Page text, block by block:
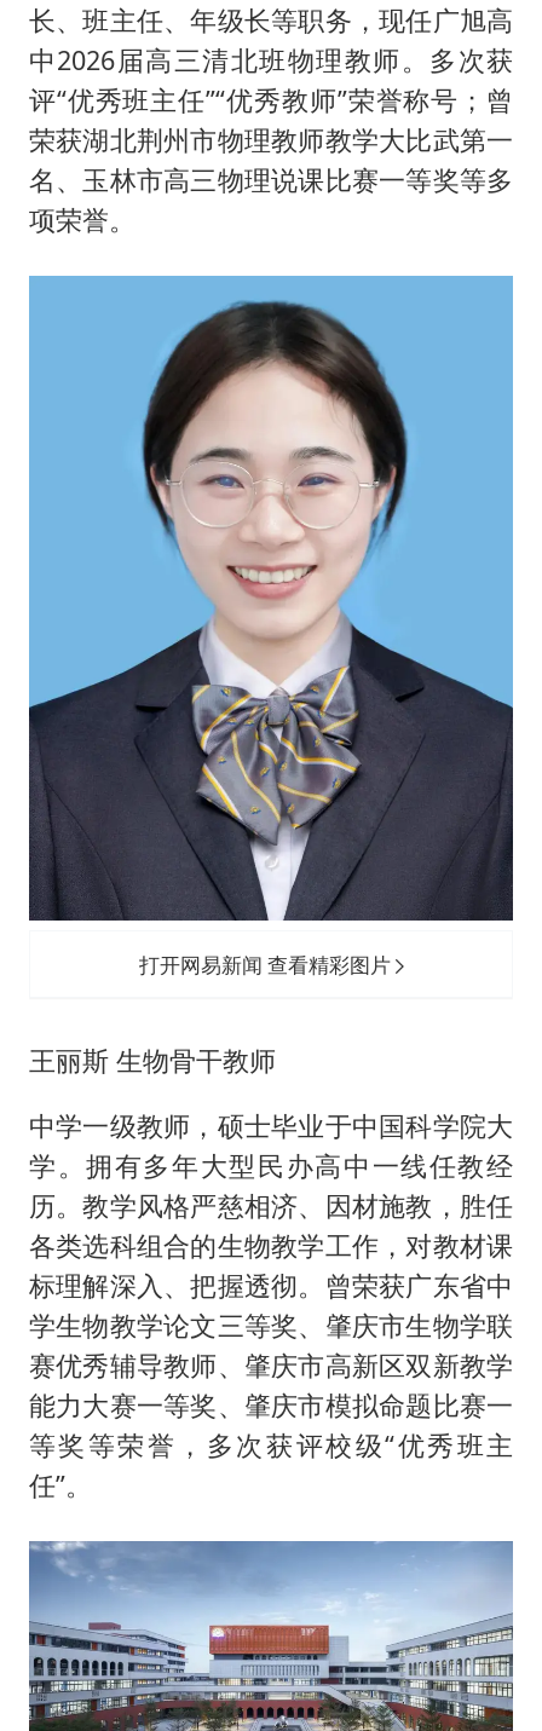
长、班主任、年级长等职务，现任广旭高
中2026届高三清北班物理教师。多次获
评“优秀班主任”“优秀教师”荣誉称号；曾
荣获湖北荆州市物理教师教学大比武第一
名、玉林市高三物理说课比赛一等奖等多
项荣誉。
打开网易新闻 查看精彩图片
王丽斯 生物骨干教师
中学一级教师，硕士毕业于中国科学院大
学。拥有多年大型民办高中一线任教经
历。教学风格严慈相济、因材施教，胜任
各类选科组合的生物教学工作，对教材课
标理解深入、把握透彻。曾荣获广东省中
学生物教学论文三等奖、肇庆市生物学联
赛优秀辅导教师、肇庆市高新区双新教学
能力大赛一等奖、肇庆市模拟命题比赛一
等奖等荣誉，多次获评校级“优秀班主
任”。